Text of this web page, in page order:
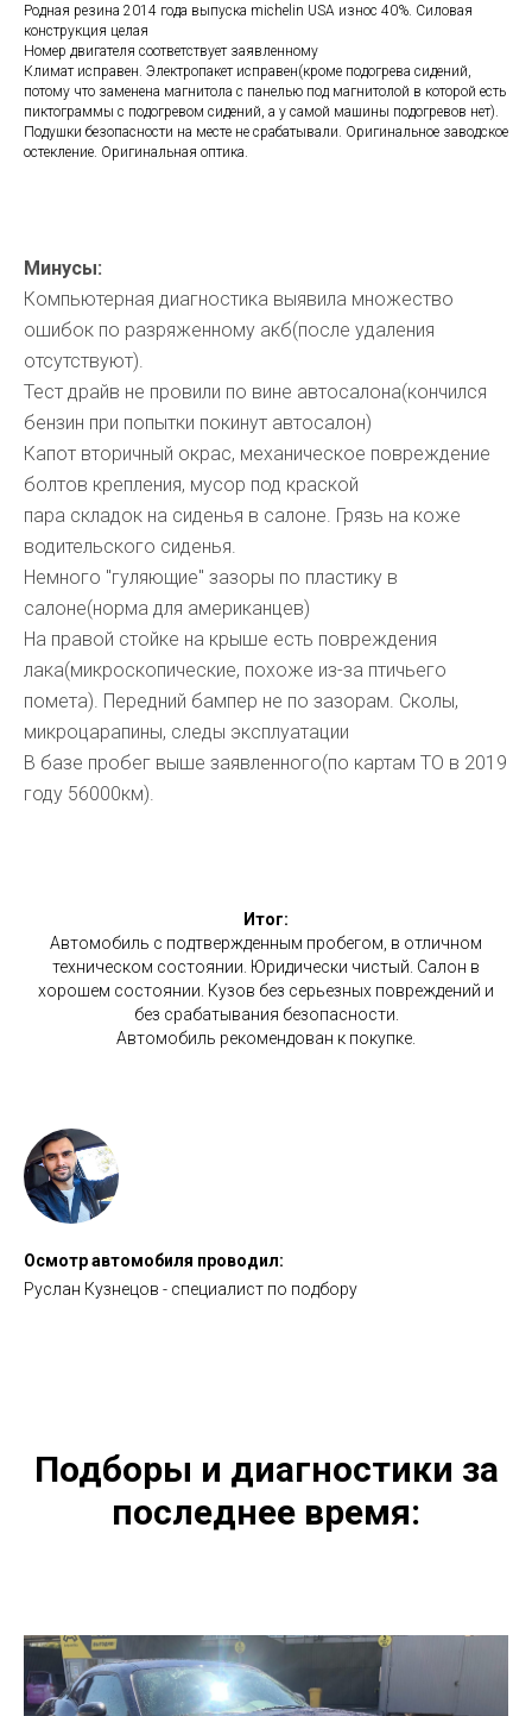
Родная резина 2014 года выпуска michelin USA износ 40%. Силовая
конструкция целая
Номер двигателя соответствует заявленному
Климат исправен. Электропакет исправен(кроме подогрева сидений,
потому что заменена магнитола с панелью под магнитолой в которой есть
пиктограммы с подогревом сидений, а у самой машины подогревов нет).
Подушки безопасности на месте не срабатывали. Оригинальное заводское
остекление. Оригинальная оптика.
Минусы:
Компьютерная диагностика выявила множество
ошибок по разряженному акб(после удаления
отсутствуют).
Тест драйв не провили по вине автосалона(кончился
бензин при попытки покинут автосалон)
Капот вторичный окрас, механическое повреждение
болтов крепления, мусор под краской
пара складок на сиденья в салоне. Грязь на коже
водительского сиденья.
Немного "гуляющие" зазоры по пластику в
салоне(норма для американцев)
На правой стойке на крыше есть повреждения
лака(микроскопические, похоже из-за птичьего
помета). Передний бампер не по зазорам. Сколы,
микроцарапины, следы эксплуатации
В базе пробег выше заявленного(по картам ТО в 2019
году 56000км).
Итог:
Автомобиль с подтвержденным пробегом, в отличном
техническом состоянии. Юридически чистый. Салон в
хорошем состоянии. Кузов без серьезных повреждений и
без срабатывания безопасности.
Автомобиль рекомендован к покупке.
Осмотр автомобиля проводил:
Руслан Кузнецов - специалист по подбору
Подборы и диагностики за
последнее время: